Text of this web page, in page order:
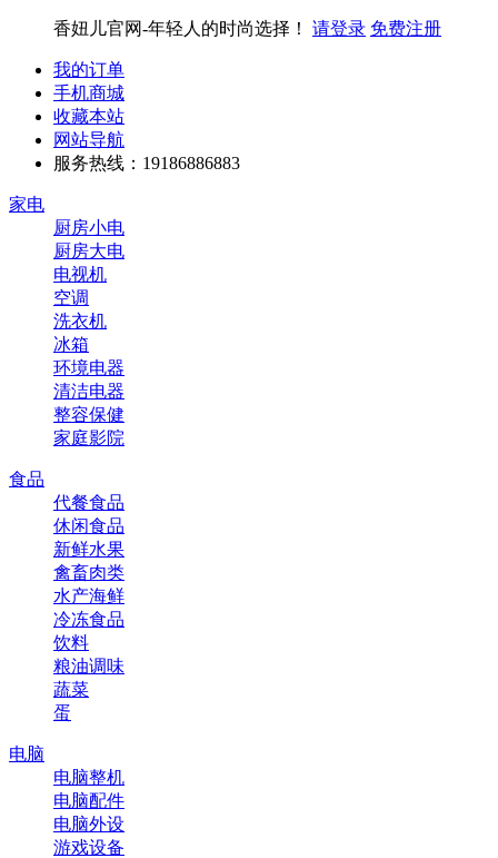
香妞儿官网-年轻人的时尚选择！ 请登录 免费注册
我的订单
手机商城
收藏本站
网站导航
服务热线：19186886883
家电
厨房小电
厨房大电
电视机
空调
洗衣机
冰箱
环境电器
清洁电器
整容保健
家庭影院
食品
代餐食品
休闲食品
新鲜水果
禽畜肉类
水产海鲜
冷冻食品
饮料
粮油调味
蔬菜
蛋
电脑
电脑整机
电脑配件
电脑外设
游戏设备